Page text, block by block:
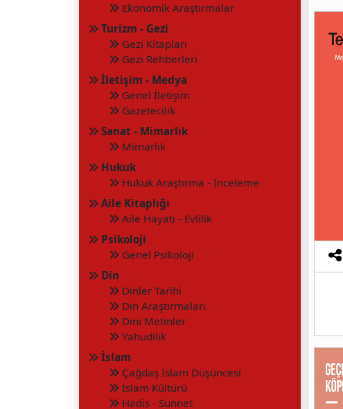
Ekonomik Araştırmalar
Turizm - Gezi
Gezi Kitapları
Gezi Rehberleri
İletişim - Medya
Genel İletişim
Gazetecilik
Sanat - Mimarlık
Mimarlık
Hukuk
Hukuk Araştırma - İnceleme
Aile Kitaplığı
Aile Hayatı - Evlilik
Psikoloji
Genel Psikoloji
Din
Dinler Tarihi
Din Araştırmaları
Dini Metinler
Yahudilik
İslam
Çağdaş İslam Düşüncesi
İslam Kültürü
Hadis - Sünnet